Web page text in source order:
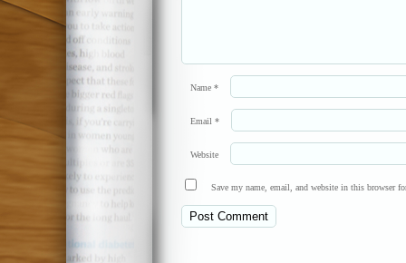
Name *
Email *
Website
Save my name, email, and website in this browser